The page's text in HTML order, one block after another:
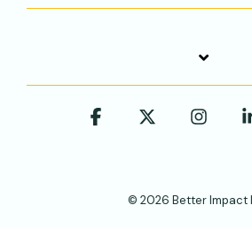
© 2026 Better Impact
Facebook